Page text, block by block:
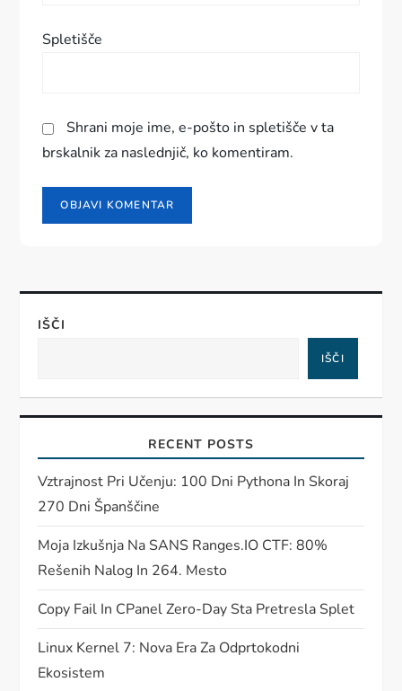
a
Spletišče
Shrani moje ime, e-pošto in spletišče v ta
brskalnik za naslednjič, ko komentiram.
IŠČI
IŠČI
RECENT POSTS
Vztrajnost Pri Učenju: 100 Dni Pythona In Skoraj
270 Dni Španščine
Moja Izkušnja Na SANS Ranges.IO CTF: 80%
Rešenih Nalog In 264. Mesto
Copy Fail In CPanel Zero-Day Sta Pretresla Splet
Linux Kernel 7: Nova Era Za Odprtokodni
Ekosistem